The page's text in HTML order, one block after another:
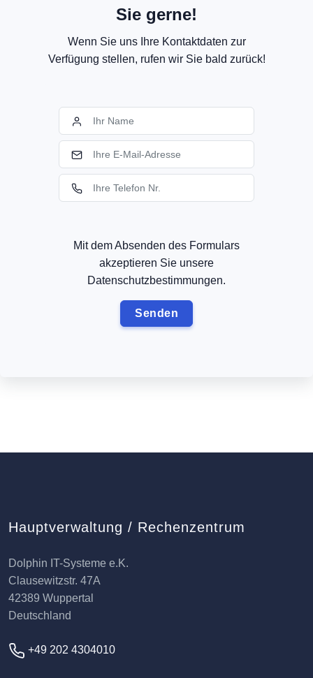
Sie gerne!
Wenn Sie uns Ihre Kontaktdaten zur
Verfügung stellen, rufen wir Sie bald zurück!
Mit dem Absenden des Formulars
akzeptieren Sie unsere
Datenschutzbestimmungen.
Hauptverwaltung / Rechenzentrum
Dolphin IT-Systeme e.K.
Clausewitzstr. 47A
42389 Wuppertal
Deutschland
+49 202 4304010